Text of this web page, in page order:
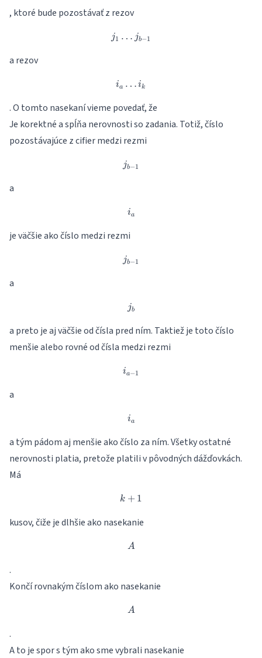
, ktoré bude pozostávať z rezov
j_1 \dots j_{b-1}
j1 … jb−1
a rezov
i_a \dots i_k
ia … ik
. O tomto nasekaní vieme povedať, že
Je korektné a spĺňa nerovnosti so zadania. Totiž, číslo
pozostávajúce z cifier medzi rezmi
j_{b-1}
jb−1
a
i_a
ia
je väčšie ako číslo medzi rezmi
j_{b-1}
jb−1
a
j_b
jb
a preto je aj väčšie od čísla pred ním. Taktiež je toto číslo
menšie alebo rovné od čísla medzi rezmi
i_{a-1}
ia−1
a
i_a
ia
a tým pádom aj menšie ako číslo za ním. Všetky ostatné
nerovnosti platia, pretože platili v pôvodných dážďovkách.
Má
k+1
k + 1
kusov, čiže je dlhšie ako nasekanie
A
A
.
Končí rovnakým číslom ako nasekanie
A
A
.
A to je spor s tým ako sme vybrali nasekanie